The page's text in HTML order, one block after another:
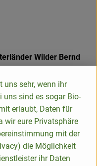
Wilder Bernd
Original. Er wird mit
feinem, zwei Jahre im
Dies verleiht ihm
pikanten Teig.
uns sehr, wenn ihr
uns sind es sogar Bio-
erlaubt, Daten für
wir eure Privatsphäre
mit der
die Möglichkeit
ihr Daten